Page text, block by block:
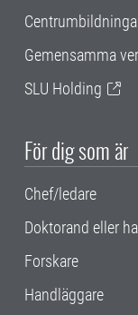
Gemensamma
SLU Holding
För dig som är
Chef/ledare
Doktorand eller
Forskare
Handläggare